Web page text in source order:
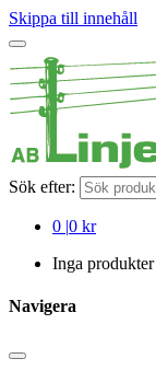
Skippa till innehåll
Sök efter:
0 |0 kr
Inga
Navigera